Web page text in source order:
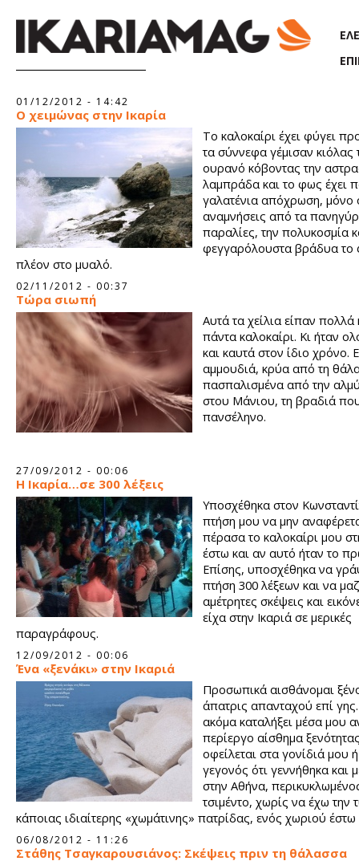
01/12/2012 - 14:42
Ο χειμώνας στην Ικαρία
Το καλοκαίρι έχει φύγει
τα σύννεφα γέμισαν κιόλας
ουρανό κόβοντας την
λαμπράδα και το φως έχει
γαλατένια απόχρωση, μόνο
αναμνήσεις από τα
παραλίες, την πολυκοσμία
φεγγαρόλουστα βράδυα το
πλέον στο μυαλό.
02/11/2012 - 00:37
Τώρα σιωπή
Αυτά τα χείλια είπαν πολλά
πάντα καλοκαίρι. Κι ήταν
και καυτά στον ίδιο χρόνο.
αμμουδιά, κρύα από τη
πασπαλισμένα από την
στου Μάνιου, τη βραδιά
πανσέληνο.
27/09/2012 - 00:06
Η Ικαρία…σε 300 λέξεις
Υποσχέθηκα στον
πτήση μου να μην
πέρασα το καλοκαίρι μου
έστω και αν αυτό ήταν το
Επίσης, υποσχέθηκα να
πτήση 300 λέξεων και να
αμέτρητες σκέψεις και
είχα στην Ικαριά σε μερικές
παραγράφους.
12/09/2012 - 00:06
Ένα «ξενάκι» στην Ικαριά
Προσωπικά αισθάνομαι
άπατρις απανταχού επί
ακόμα καταλήξει μέσα μου
περίεργο αίσθημα
οφείλεται στα γονίδιά μου
γεγονός ότι γεννήθηκα και
στην Αθήνα,
τσιμέντο, χωρίς να έχω την
κάποιας ιδιαίτερης «χωμάτινης» πατρίδας, ενός χωριού έστω
καταγωγής των δικών μου.
06/08/2012 - 11:26
Στάθης Τσαγκαρουσιάνος: Σκέψεις πριν τη θάλασσα